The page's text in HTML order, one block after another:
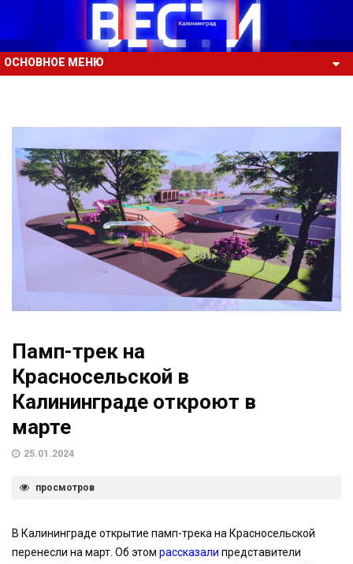
ОСНОВНОЕ МЕНЮ
Памп-трек на
Красносельской в
Калининграде откроют в
марте
25.01.2024
просмотров
В Калининграде открытие памп-трека на Красносельской
перенесли на март. Об этом рассказали представители